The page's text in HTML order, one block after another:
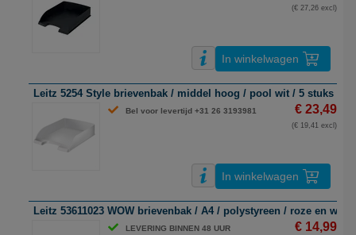
(€ 27,26 excl)
In winkelwagen
Leitz 5254 Style brievenbak / middel hoog / pool wit / 5 stuks
Bel voor levertijd +31 26 3193981 € 23,49
(€ 19,41 excl)
In winkelwagen
Leitz 53611023 WOW brievenbak / A4 / polystyreen / roze en wit /
LEVERING BINNEN 48 UUR € 14,99